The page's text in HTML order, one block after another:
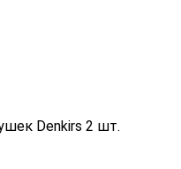
Denkirs 2 шт.